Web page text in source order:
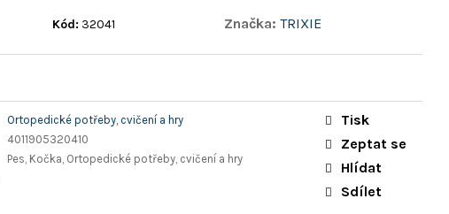
Kód: 32041 Značka:TRIXIE
Ortopedické potřeby, cvičení a hry
4011905320410
Pes, Kočka, Ortopedické potřeby, cvičení a hry
Tisk
Zeptat se
Hlídat
Sdílet